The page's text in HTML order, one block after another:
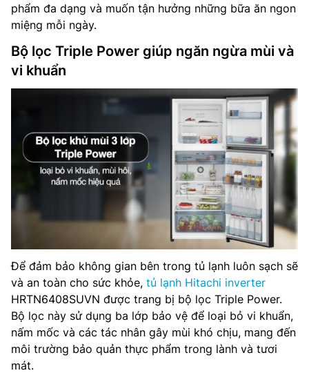
phẩm đa dạng và muốn tận hưởng những bữa ăn ngon
miệng mỗi ngày.
Bộ lọc Triple Power giúp ngăn ngừa mùi và
vi khuẩn
Để đảm bảo không gian bên trong tủ lạnh luôn sạch sẽ
và an toàn cho sức khỏe, tủ lạnh Hitachi inverter
HRTN6408SUVN được trang bị bộ lọc Triple Power.
Bộ lọc này sử dụng ba lớp bảo vệ để loại bỏ vi khuẩn,
nấm mốc và các tác nhân gây mùi khó chịu, mang đến
môi trường bảo quản thực phẩm trong lành và tươi
mát.